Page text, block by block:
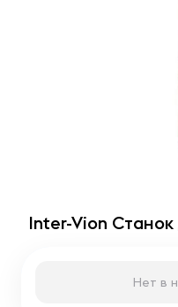
Inter-Vion
Нет в